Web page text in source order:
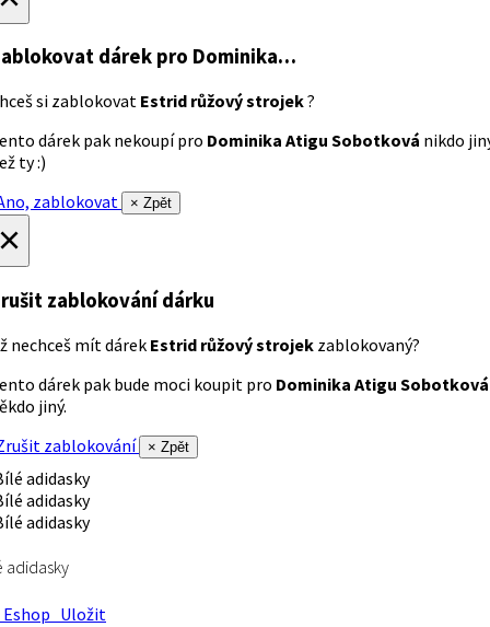
dárek pro Dominika…
si zablokovat Estrid růžový strojek?
dárek pak nekoupí pro Dominika Atigu Sobotková nikdo
ty :)
zablokovat
× Zpět
zablokování dárku
nechceš mít dárek Estrid růžový strojek zablokovaný?
dárek pak bude moci koupit pro Dominika Atigu Sobotková
jiný.
zablokování
× Zpět
adidasky
Uložit